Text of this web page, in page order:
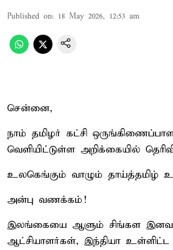
Published on: 18 May 2026, 12:53 am
சென்னை,
நாம் தமிழர் கட்சி
வெளியிட்டுள்ள அறிக்கையில்
உலகெங்கும் வாழும் தாய்த்தமிழ்
அன்பு வணக்கம்!
இலங்கையை ஆளும் சிங்கள
ஆட்சியாளர்கள், இந்தியா